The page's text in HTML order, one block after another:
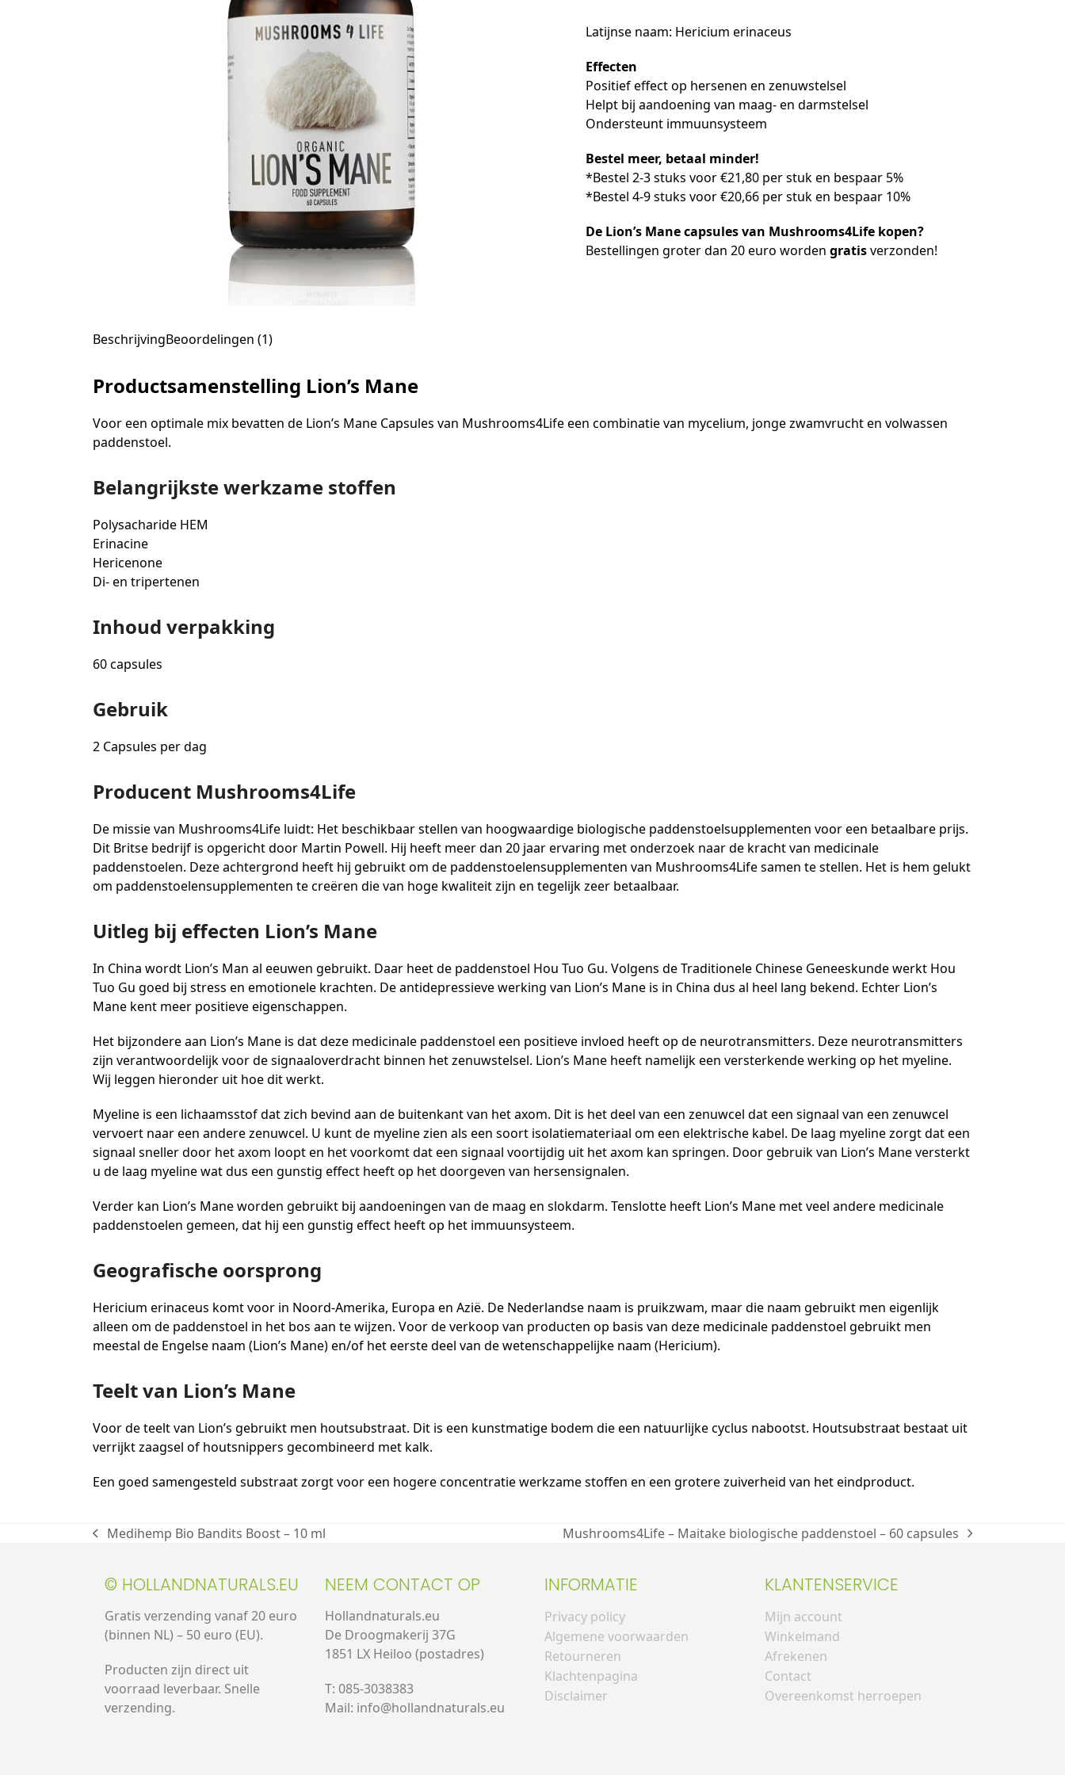
1
klantbeoordeling
Latijnse naam: Hericium erinaceus
Effecten
Positief effect op hersenen en zenuwstelsel
Helpt bij aandoening van maag- en darmstelsel
Ondersteunt immuunsysteem
Bestel meer, betaal minder!
*Bestel 2-3 stuks voor €21,80 per stuk en bespaar 5%
*Bestel 4-9 stuks voor €20,66 per stuk en bespaar 10%
De Lion’s Mane capsules van Mushrooms4Life kopen?
Bestellingen groter dan 20 euro worden gratisverzonden!
BeschrijvingBeoordelingen (1)
Productsamenstelling Lion’s Mane
Voor een optimale mix bevatten de Lion’s Mane Capsules van Mushrooms4Life een combinatie van mycelium, jonge zwamvrucht en volwassen
paddenstoel.
Belangrijkste werkzame stoffen
Polysacharide HEM
Erinacine
Hericenone
Di- en tripertenen
Inhoud verpakking
60 capsules
Gebruik
2 Capsules per dag
Producent Mushrooms4Life
De missie van Mushrooms4Life luidt: Het beschikbaar stellen van hoogwaardige biologische paddenstoelsupplementen voor een betaalbare prijs.
Dit Britse bedrijf is opgericht door Martin Powell. Hij heeft meer dan 20 jaar ervaring met onderzoek naar de kracht van medicinale
paddenstoelen. Deze achtergrond heeft hij gebruikt om de paddenstoelensupplementen van Mushrooms4Life samen te stellen. Het is hem gelukt
om paddenstoelensupplementen te creëren die van hoge kwaliteit zijn en tegelijk zeer betaalbaar.
Uitleg bij effecten Lion’s Mane
In China wordt Lion’s Man al eeuwen gebruikt. Daar heet de paddenstoel Hou Tuo Gu. Volgens de Traditionele Chinese Geneeskunde werkt Hou
Tuo Gu goed bij stress en emotionele krachten. De antidepressieve werking van Lion’s Mane is in China dus al heel lang bekend. Echter Lion’s
Mane kent meer positieve eigenschappen.
Het bijzondere aan Lion’s Mane is dat deze medicinale paddenstoel een positieve invloed heeft op de neurotransmitters. Deze neurotransmitters
zijn verantwoordelijk voor de signaaloverdracht binnen het zenuwstelsel. Lion’s Mane heeft namelijk een versterkende werking op het myeline.
Wij leggen hieronder uit hoe dit werkt.
Myeline is een lichaamsstof dat zich bevind aan de buitenkant van het axom. Dit is het deel van een zenuwcel dat een signaal van een zenuwcel
vervoert naar een andere zenuwcel. U kunt de myeline zien als een soort isolatiemateriaal om een elektrische kabel. De laag myeline zorgt dat een
signaal sneller door het axom loopt en het voorkomt dat een signaal voortijdig uit het axom kan springen. Door gebruik van Lion’s Mane versterkt
u de laag myeline wat dus een gunstig effect heeft op het doorgeven van hersensignalen.
Verder kan Lion’s Mane worden gebruikt bij aandoeningen van de maag en slokdarm. Tenslotte heeft Lion’s Mane met veel andere medicinale
paddenstoelen gemeen, dat hij een gunstig effect heeft op het immuunsysteem.
Geografische oorsprong
Hericium erinaceus komt voor in Noord-Amerika, Europa en Azië. De Nederlandse naam is pruikzwam, maar die naam gebruikt men eigenlijk
alleen om de paddenstoel in het bos aan te wijzen. Voor de verkoop van producten op basis van deze medicinale paddenstoel gebruikt men
meestal de Engelse naam (Lion’s Mane) en/of het eerste deel van de wetenschappelijke naam (Hericium).
Teelt van Lion’s Mane
Voor de teelt van Lion’s gebruikt men houtsubstraat. Dit is een kunstmatige bodem die een natuurlijke cyclus nabootst. Houtsubstraat bestaat uit
verrijkt zaagsel of houtsnippers gecombineerd met kalk.
Een goed samengesteld substraat zorgt voor een hogere concentratie werkzame stoffen en een grotere zuiverheid van het eindproduct.
Medihemp Bio Bandits Boost – 10 ml Mushrooms4Life – Maitake biologische paddenstoel – 60 capsules
© HOLLANDNATURALS.EU
Gratis verzending vanaf 20 euro
(binnen NL) – 50 euro (EU).
Producten zijn direct uit
voorraad leverbaar. Snelle
verzending.
NEEM CONTACT OP
Hollandnaturals.eu
De Droogmakerij 37G
1851 LX Heiloo (postadres)
T: 085-3038383
Mail: info@hollandnaturals.eu
INFORMATIE
Privacy policy
Algemene voorwaarden
Retourneren
Klachtenpagina
Disclaimer
KLANTENSERVICE
Mijn account
Winkelmand
Afrekenen
Contact
Overeenkomst herroepen